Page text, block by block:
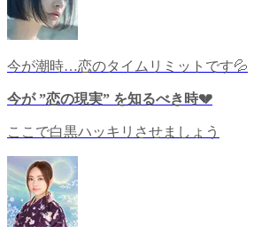
今が潮時…恋のタイムリミットです💦
今が ”恋の現実” を知るべき時💔
ここで白黒ハッキリさせましょう